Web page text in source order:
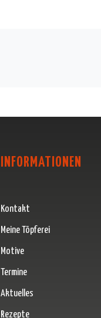
INFORMATIONEN
Kontakt
Meine Töpferei
Motive
Termine
Aktuelles
Rezepte